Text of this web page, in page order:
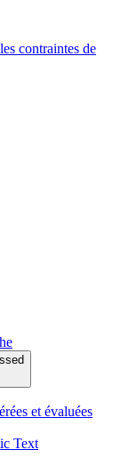
contraintes de
et évaluées
Text